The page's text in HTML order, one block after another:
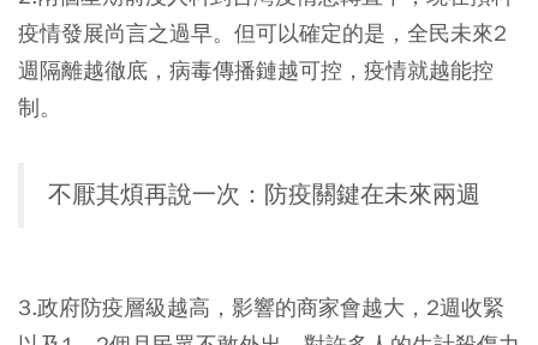
疫情發展尚言之過早。但可以確定的是，全民未來2
週隔離越徹底，病毒傳播鏈越可控，疫情就越能控
制。
不厭其煩再說一次：防疫關鍵在未來兩週
3.政府防疫層級越高，影響的商家會越大，2週收緊